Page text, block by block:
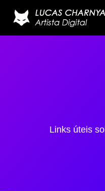
Links úteis